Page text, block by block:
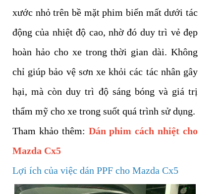
xước nhỏ trên bề mặt phim biến mất dưới tác
động của nhiệt độ cao, nhờ đó duy trì vẻ đẹp
hoàn hảo cho xe trong thời gian dài. Không
chỉ giúp bảo vệ sơn xe khỏi các tác nhân gây
hại, mà còn duy trì độ sáng bóng và giá trị
thẩm mỹ cho xe trong suốt quá trình sử dụng.
Tham khảo thêm: Dán phim cách nhiệt cho
Mazda Cx5
Lợi ích của việc dán PPF cho Mazda Cx5